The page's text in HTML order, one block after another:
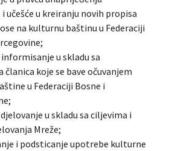
učešće u kreiranju novih propisa
na kulturnu baštinu u Federaciji
informisanje u skladu sa
članica koje se bave očuvanjem
u Federaciji Bosne i
u skladu sa ciljevima i
Mreže;
i podsticanje upotrebe kulturne